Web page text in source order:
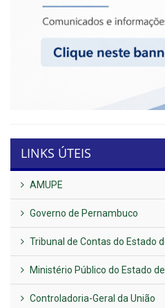
LINKS ÚTEIS
AMUPE
Governo de Pernambuco
Tribunal de Contas do Estado
Ministério Público do Estado
Controladoria-Geral da União